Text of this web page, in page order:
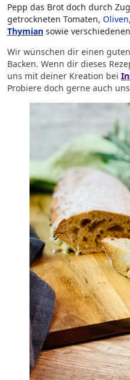
Pepp das Brot doch durch
getrockneten Tomaten, Oliven,
Thymian sowie
Wir wünschen dir einen
Backen. Wenn dir dieses
uns mit deiner Kreation bei
Probiere doch gerne auch